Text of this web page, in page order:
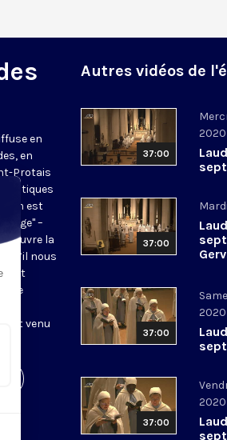
en
en
Protais
nom est
–
ouvre la
qu’il nous
tout
venu
Autres vidéos de
37:00
2020
37:00
37:00
2020
37:00
2020